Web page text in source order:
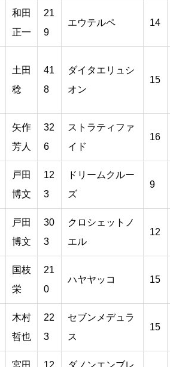
和田
正一
21
9
エウテルペ 14
土田
稔
41
8
ダイタエリュシ
オン
15
矢作
芳人
32
6
ストラティファ
イド
16
戸田
博文
12
3
ドリームクルー
ズ
9
戸田
博文
30
3
クロシェットノ
エル
12
国枝
栄
21
0
ハヤヤッコ 15
木村
哲也
22
3
セブンメデュラ
ス
15
宮田
12
ダノンエンブレ